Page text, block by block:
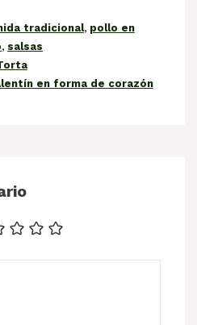
tradicional, pollo en
, salsas
en forma de corazón